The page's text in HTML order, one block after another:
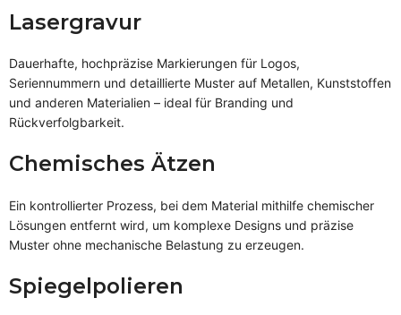
Lasergravur
Dauerhafte, hochpräzise Markierungen für Logos,
Seriennummern und detaillierte Muster auf Metallen, Kunststoffen
und anderen Materialien – ideal für Branding und
Rückverfolgbarkeit.
Chemisches Ätzen
Ein kontrollierter Prozess, bei dem Material mithilfe chemischer
Lösungen entfernt wird, um komplexe Designs und präzise
Muster ohne mechanische Belastung zu erzeugen.
Spiegelpolieren